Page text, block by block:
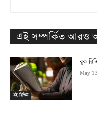
এই সম্পর্কিত আরও
বই রিভিউ
বুক
May